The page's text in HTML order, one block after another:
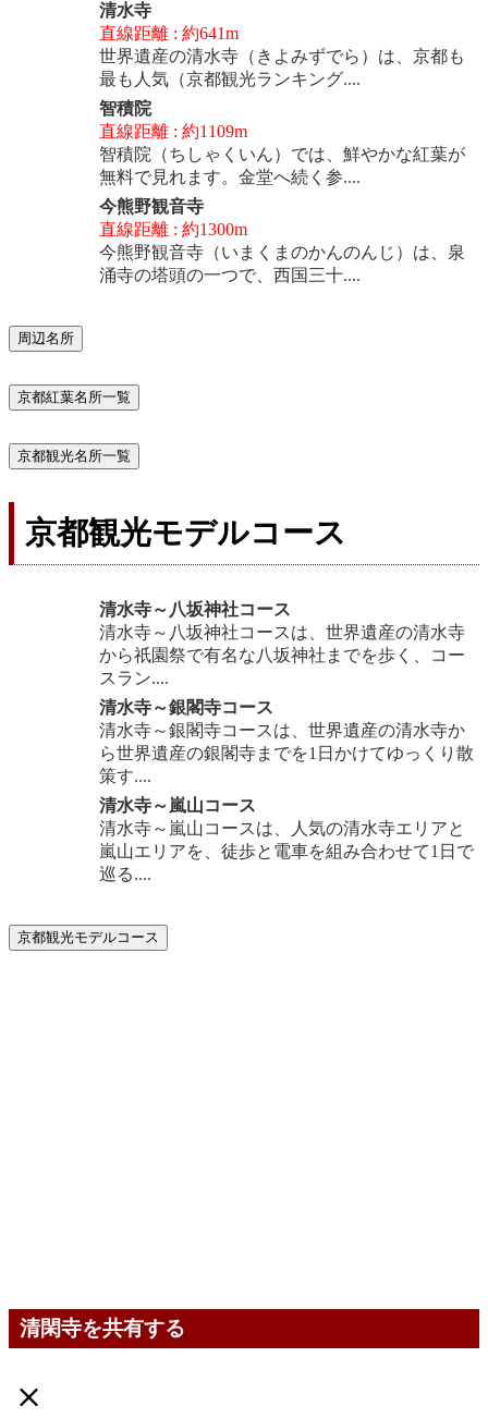
清水寺
直線距離 : 約641m
世界遺産の清水寺（きよみずでら）は、京都も
最も人気（京都観光ランキング....
智積院
直線距離 : 約1109m
智積院（ちしゃくいん）では、鮮やかな紅葉が
無料で見れます。金堂へ続く参....
今熊野観音寺
直線距離 : 約1300m
今熊野観音寺（いまくまのかんのんじ）は、泉
涌寺の塔頭の一つで、西国三十....
周辺名所
京都紅葉名所一覧
京都観光名所一覧
京都観光モデルコース
清水寺～八坂神社コース
清水寺～八坂神社コースは、世界遺産の清水寺
から祇園祭で有名な八坂神社までを歩く、コー
スラン....
清水寺～銀閣寺コース
清水寺～銀閣寺コースは、世界遺産の清水寺か
ら世界遺産の銀閣寺までを1日かけてゆっくり散
策す....
清水寺～嵐山コース
清水寺～嵐山コースは、人気の清水寺エリアと
嵐山エリアを、徒歩と電車を組み合わせて1日で
巡る....
京都観光モデルコース
清閑寺を共有する